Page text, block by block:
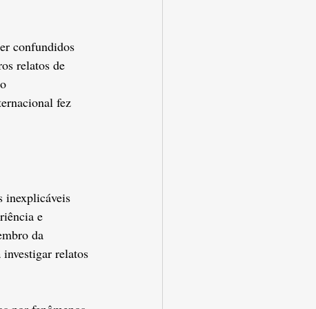
confundidos
relatos de
fez
inexplicáveis
e
da
relatos